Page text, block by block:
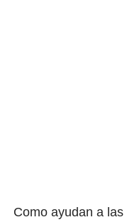
Como ayudan a